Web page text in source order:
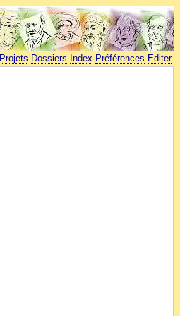
Projets Dossiers Index Préférences Editer